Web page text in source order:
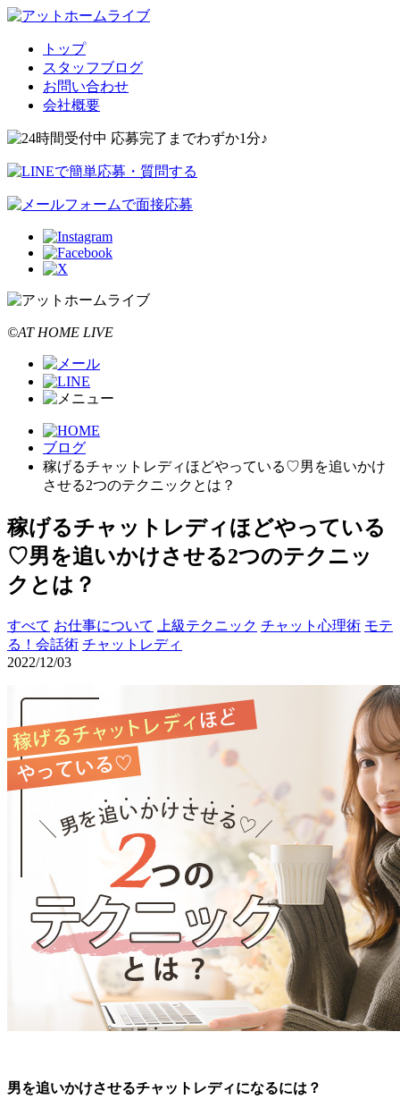
トップ
スタッフブログ
お問い合わせ
会社概要
©AT HOME LIVE
ブログ
稼げるチャットレディほどやっている♡男を追いかけ
させる2つのテクニックとは？
稼げるチャットレディほどやっている
♡男を追いかけさせる2つのテクニッ
クとは？
すべて お仕事について 上級テクニック チャット心理術 モテ
る！会話術 チャットレディ
2022/12/03
男を追いかけさせるチャットレディになるには？